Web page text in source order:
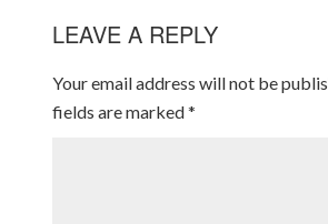
LEAVE A REPLY
Your email address will not be
fields are marked*